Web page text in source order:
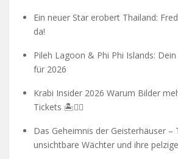
Ein neuer Star erobert Thailand:
da!
Pileh Lagoon & Phi Phi Islands:
für 2026
Krabi Insider 2026 Warum Bilder
Tickets 🏝️🧗‍♂️
Das Geheimnis der Geisterhäuser –
unsichtbare Wächter und ihre